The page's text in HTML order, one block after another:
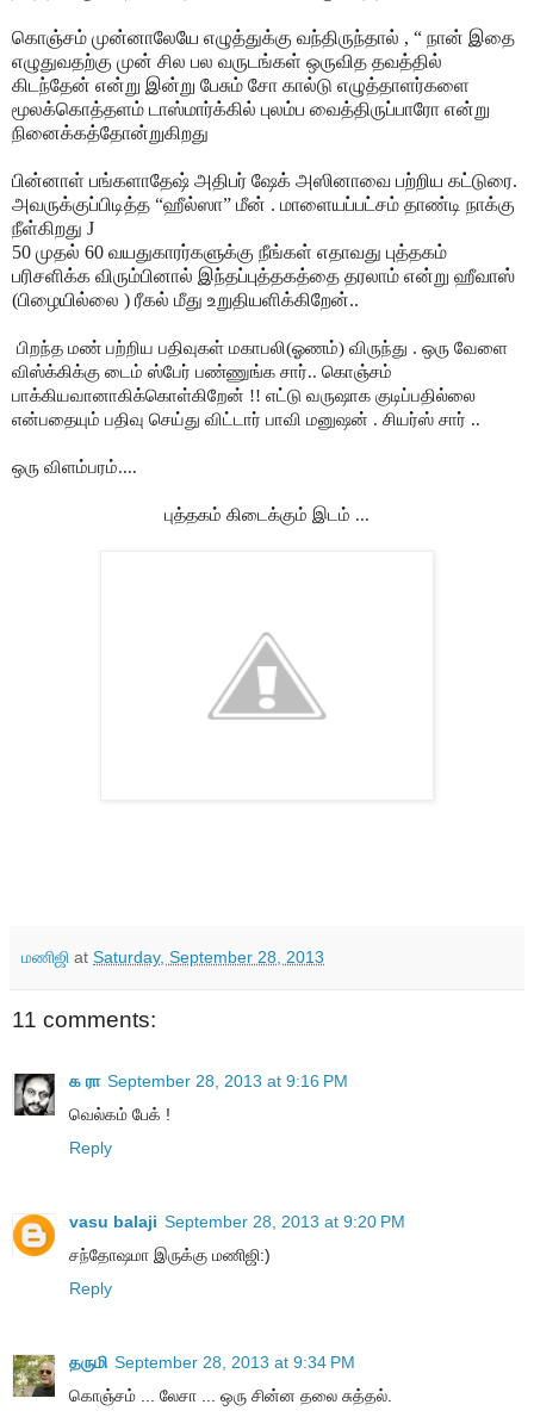
கொஞ்சம் முன்னாலேயே எழுத்துக்கு வந்திருந்தால் , “ நான் இதை
எழுதுவதற்கு முன் சில பல வருடங்கள் ஒருவித தவத்தில்
கிடந்தேன் என்று இன்று பேசும் சோ கால்டு எழுத்தாளர்களை
மூலக்கொத்தளம் டாஸ்மார்க்கில் புலம்ப வைத்திருப்பாரோ என்று
நினைக்கத்தோன்றுகிறது
பின்னாள் பங்களாதேஷ் அதிபர் ஷேக் அஸினாவை பற்றிய கட்டுரை.
அவருக்குப்பிடித்த “ஹீல்ஸா” மீன் . மாளையப்பட்சம் தாண்டி நாக்கு
நீள்கிறது J
50 முதல் 60 வயதுகாரர்களுக்கு நீங்கள் எதாவது புத்தகம்
பரிசளிக்க விரும்பினால் இந்தப்புத்தகத்தை தரலாம் என்று ஹீவாஸ்
(பிழையில்லை ) ரீகல் மீது உறுதியளிக்கிறேன்..
பிறந்த மண் பற்றிய பதிவுகள் மகாபலி(ஓணம்) விருந்து . ஒரு வேளை
விஸ்க்கிக்கு டைம் ஸ்பேர் பண்ணுங்க சார்.. கொஞ்சம்
பாக்கியவானாகிக்கொள்கிறேன் !! எட்டு வருஷாக குடிப்பதில்லை
என்பதையும் பதிவு செய்து விட்டார் பாவி மனுஷன் . சியர்ஸ் சார் ..
ஒரு விளம்பரம்....
புத்தகம் கிடைக்கும் இடம் ...
மணிஜி at Saturday, September 28, 2013
11 comments:
க ரா September 28, 2013 at 9:16 PM
வெல்கம் பேக் !
Reply
vasu balaji September 28, 2013 at 9:20 PM
சந்தோஷமா இருக்கு மணிஜி:)
Reply
தருமி September 28, 2013 at 9:34 PM
கொஞ்சம் ... லேசா ... ஒரு சின்ன தலை சுத்தல்.